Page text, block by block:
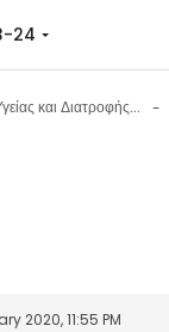
24
Πληροφορίες Υγείας και Διατροφής 11 September - 17 September
2020, 11:55 PM